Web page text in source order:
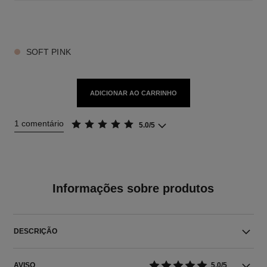
SOFT PINK
ADICIONAR AO CARRINHO
1 comentário 5.0/5
Informações sobre produtos
DESCRIÇÃO
AVISO 5.0/5